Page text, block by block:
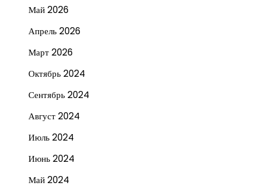
Май 2026
Апрель 2026
Март 2026
Октябрь 2024
Сентябрь 2024
Август 2024
Июль 2024
Июнь 2024
Май 2024